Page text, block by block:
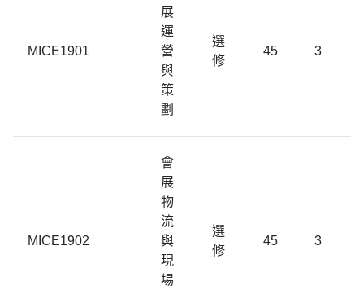
MICE1901
展
運
營
與
策
劃
選
修
45 3
MICE1902
會
展
物
流
與
現
場
選
修
45 3